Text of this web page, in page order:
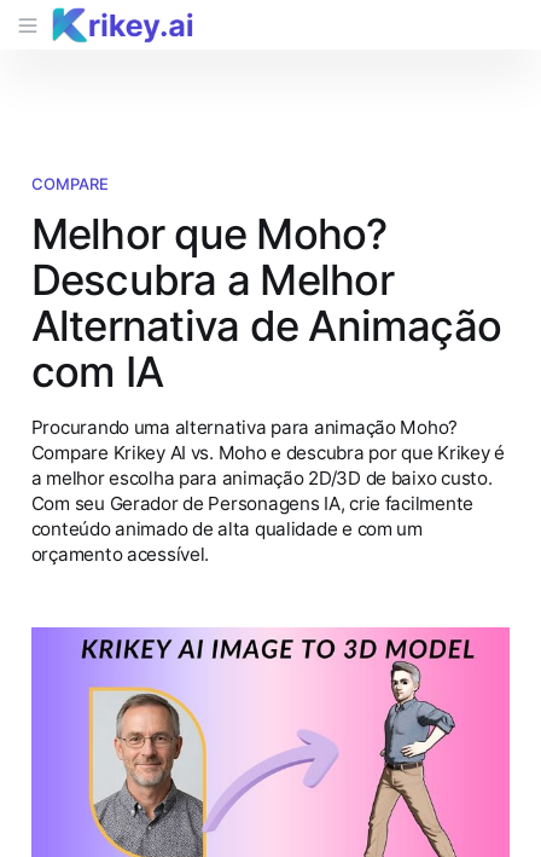
COMPARE
Melhor que Moho?
Descubra a Melhor
Alternativa de Animação
com IA
Procurando uma alternativa para animação Moho?
Compare Krikey AI vs. Moho e descubra por que Krikey é
a melhor escolha para animação 2D/3D de baixo custo.
Com seu Gerador de Personagens IA, crie facilmente
conteúdo animado de alta qualidade e com um
orçamento acessível.